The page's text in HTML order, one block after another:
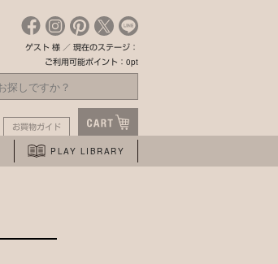
ゲスト 様 ／ 現在のステージ：
ご利用可能ポイント：0pt
お買物ガイド
PLAY LIBRARY